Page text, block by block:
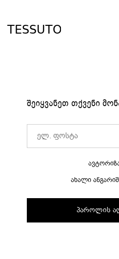
შეიყვანეთ თქვენი
ახალი
პაროლის